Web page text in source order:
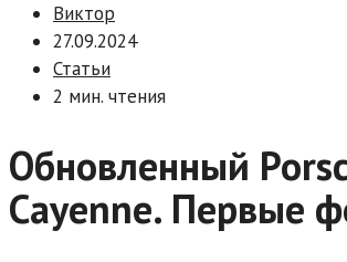
Виктор
27.09.2024
Статьи
2 мин. чтения
Обновленный
Cayenne. Первые